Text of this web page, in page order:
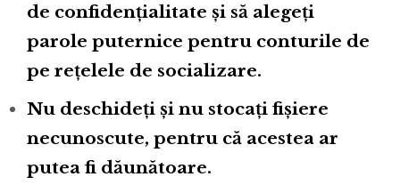
de confidențialitate și să alegeți
parole puternice pentru conturile de
pe rețelele de socializare.
Nu deschideți și nu stocați fișiere
necunoscute, pentru că acestea ar
putea fi dăunătoare.